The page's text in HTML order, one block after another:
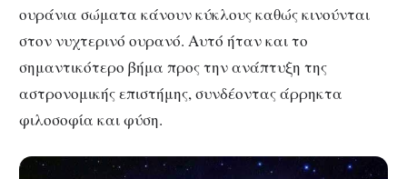
ουράνια σώματα κάνουν κύκλους καθώς κινούνται
στον νυχτερινό ουρανό. Αυτό ήταν και το
σημαντικότερο βήμα προς την ανάπτυξη της
αστρονομικής επιστήμης, συνδέοντας άρρηκτα
φιλοσοφία και φύση.